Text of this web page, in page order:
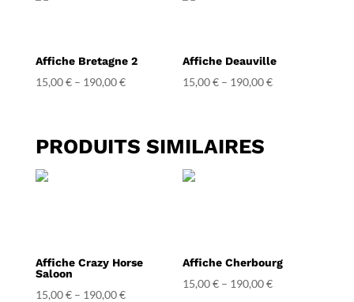
Affiche Bretagne 2
15,00€– 190,00€
Affiche Deauville
15,00€ – 190,00€
PRODUITS SIMILAIRES
Affiche Crazy Horse
Saloon
15,00€– 190,00€
Affiche Cherbourg
15,00€ – 190,00€